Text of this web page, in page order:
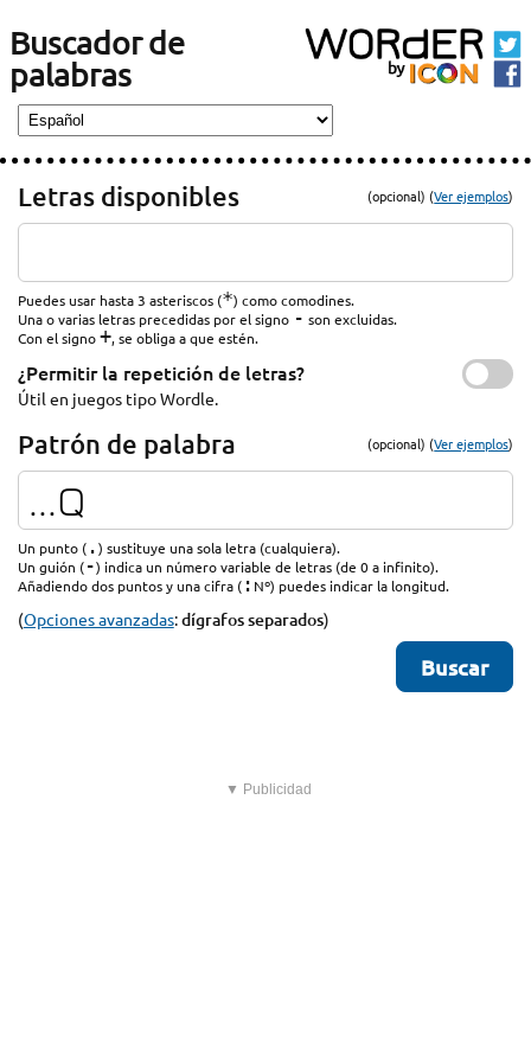
Buscador de
palabras
Letras disponibles (opcional) (Ver ejemplos)
Puedes usar hasta 3 asteriscos (*) como comodines.
Una o varias letras precedidas por el signo - son excluidas.
Con el signo+, se obliga a que estén.
¿Permitir la repetición de letras?
Útil en juegos tipo Wordle.
Patrón de palabra (opcional) (Ver ejemplos)
Un punto (.) sustituye una sola letra (cualquiera).
Un guión (-) indica un número variable de letras (de 0 a infinito).
Añadiendo dos puntos y una cifra (: Nº) puedes indicar la longitud.
(Opciones avanzadas:dígrafos separados)
▼ Publicidad